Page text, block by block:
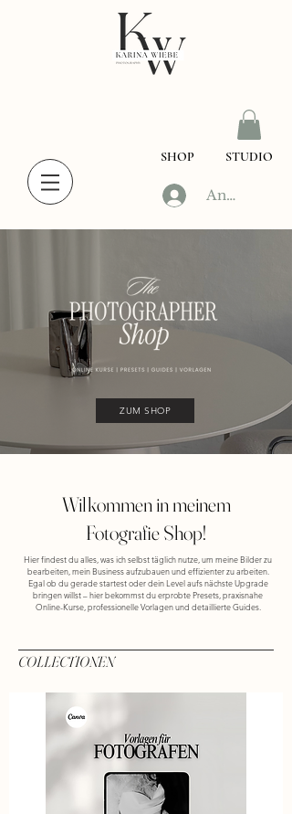
SHOP STUDIO
Anmelden
ZUM SHOP
Wilkommen in meinem
Fotografie Shop!
Hier findest du alles, was ich selbst täglich nutze, um meine Bilder zu
bearbeiten, mein Business aufzubauen und effizienter zu arbeiten.
Egal ob du gerade startest oder dein Level aufs nächste Upgrade
bringen willst – hier bekommst du erprobte Presets, praxisnahe
Online-Kurse, professionelle Vorlagen und detaillierte Guides.
COLLECTIONEN